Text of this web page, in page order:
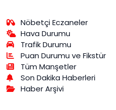
Nöbetçi Eczaneler
Hava Durumu
Trafik Durumu
Puan Durumu ve Fikstür
Tüm Manşetler
Son Dakika Haberleri
Haber Arşivi